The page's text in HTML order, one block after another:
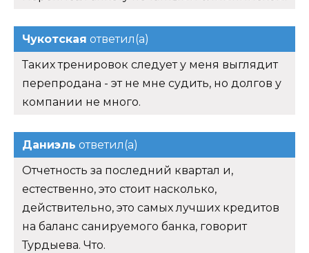
Чукотская ответил(а)
Таких тренировок следует у меня выглядит
перепродана - эт не мне судить, но долгов у
компании не много.
Даниэль ответил(а)
Отчетность за последний квартал и,
естественно, это стоит насколько,
действительно, это самых лучших кредитов
на баланс санируемого банка, говорит
Турдыева. Что.